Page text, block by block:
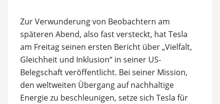
Zur Verwunderung von Beobachtern am
späteren Abend, also fast versteckt, hat Tesla
am Freitag seinen ersten Bericht über „Vielfalt,
Gleichheit und Inklusion“ in seiner US-
Belegschaft veröffentlicht. Bei seiner Mission,
den weltweiten Übergang auf nachhaltige
Energie zu beschleunigen, setze sich Tesla für